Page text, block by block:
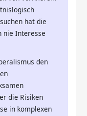
hat die
nie Interesse
den
die Risiken
in komplexen